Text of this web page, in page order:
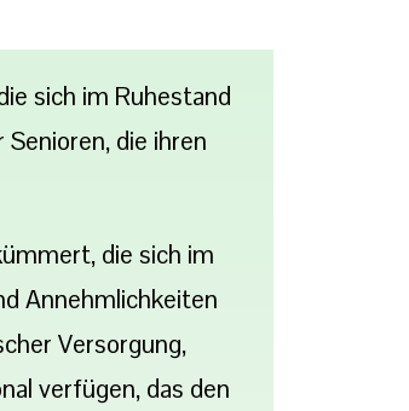
sich im Ruhestand
die ihren
die sich im
Annehmlichkeiten
Versorgung,
verfügen, das den